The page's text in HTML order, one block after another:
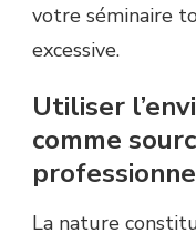
votre séminaire
excessive.
Utiliser
comme
La nature